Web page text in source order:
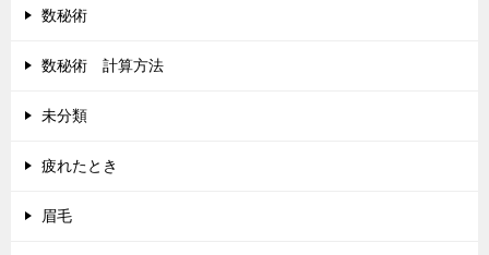
数秘術
数秘術 計算方法
未分類
疲れたとき
眉毛